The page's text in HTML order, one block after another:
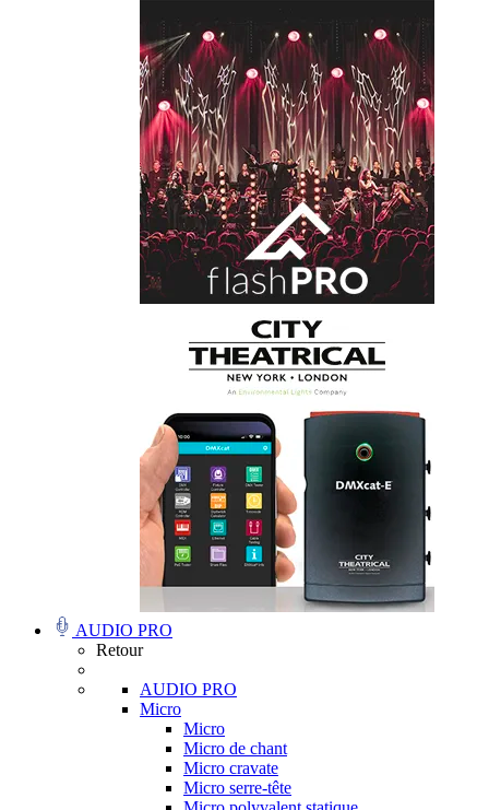
AUDIO PRO
Retour
AUDIO PRO
Micro
Micro
Micro de chant
Micro cravate
Micro serre-tête